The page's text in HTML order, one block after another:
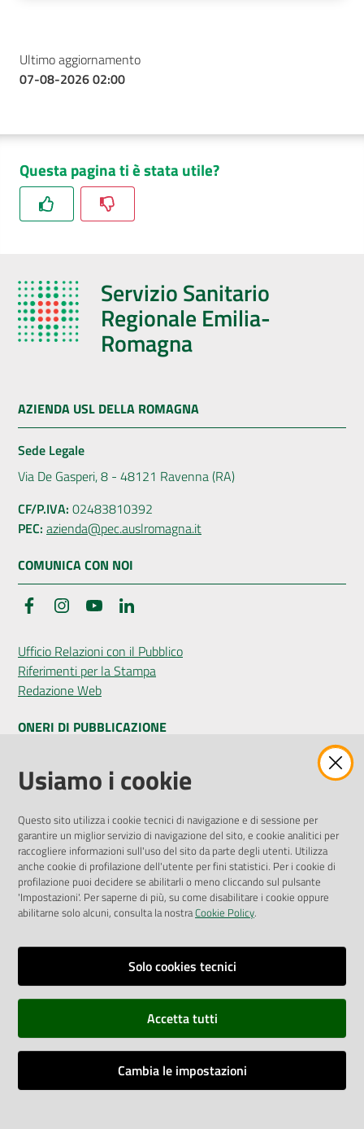
Ultimo aggiornamento
07-08-2026 02:00
Questa pagina ti è stata utile?
Servizio Sanitario
Regionale Emilia-
Romagna
AZIENDA USL DELLA ROMAGNA
Sede Legale
Via De Gasperi, 8 - 48121 Ravenna (RA)
CF/P.IVA: 02483810392
PEC: azienda@pec.auslromagna.it
COMUNICA CON NOI
FacebookInstagramYouTube
Ufficio Relazioni con il Pubblico
Riferimenti per la Stampa
Redazione Web
ONERI DI PUBBLICAZIONE
Amministrazione Trasparente
Pubblicità legale
Privacy Policy
Attuazione Misure PNRR
Liste di Attesa
ENTI, IMPRESE E PARTNER
Fatturazione Elettronica
Richiesta Patrocinio
Dichiarazione di Accessibilità
Dati di Monitoraggio
Usiamo i cookie
Questo sito utilizza i cookie tecnici di navigazione e di sessione per
garantire un miglior servizio di navigazione del sito, e cookie analitici per
raccogliere informazioni sull'uso del sito da parte degli utenti. Utilizza
anche cookie di profilazione dell'utente per fini statistici. Per i cookie di
profilazione puoi decidere se abilitarli o meno cliccando sul pulsante
'Impostazioni'. Per saperne di più, su come disabilitare i cookie oppure
abilitarne solo alcuni, consulta la nostraCookie Policy.
Solo cookies tecnici
Accetta tutti
Cambia le impostazioni